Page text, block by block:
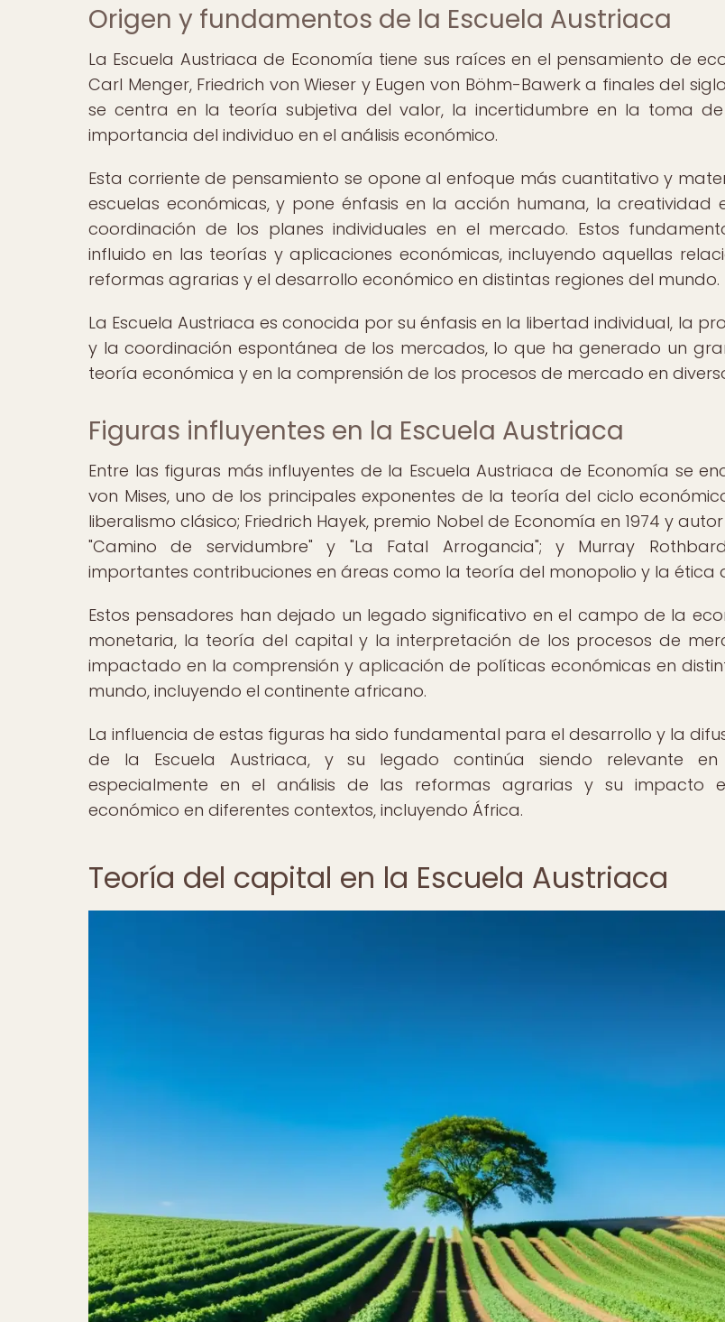
Origen y fundamentos de la Escuela Austriaca
La Escuela Austriaca de Economía tiene sus raíces en el pensamiento de
Carl Menger, Friedrich von Wieser y Eugen von Böhm-Bawerk a finales del
se centra en la teoría subjetiva del valor, la incertidumbre en la toma de
importancia del individuo en el análisis económico.
Esta corriente de pensamiento se opone al enfoque más cuantitativo y
escuelas económicas, y pone énfasis en la acción humana, la creatividad
coordinación de los planes individuales en el mercado. Estos
influido en las teorías y aplicaciones económicas, incluyendo aquellas
reformas agrarias y el desarrollo económico en distintas regiones del mundo.
La Escuela Austriaca es conocida por su énfasis en la libertad individual, la
y la coordinación espontánea de los mercados, lo que ha generado un
teoría económica y en la comprensión de los procesos de mercado en
Figuras influyentes en la Escuela Austriaca
Entre las figuras más influyentes de la Escuela Austriaca de Economía se
von Mises, uno de los principales exponentes de la teoría del ciclo
liberalismo clásico; Friedrich Hayek, premio Nobel de Economía en 1974 y
"Camino de servidumbre" y "La Fatal Arrogancia"; y Murray
importantes contribuciones en áreas como la teoría del monopolio y la ética
Estos pensadores han dejado un legado significativo en el campo de la
monetaria, la teoría del capital y la interpretación de los procesos de
impactado en la comprensión y aplicación de políticas económicas en
mundo, incluyendo el continente africano.
La influencia de estas figuras ha sido fundamental para el desarrollo y la
de la Escuela Austriaca, y su legado continúa siendo relevante
especialmente en el análisis de las reformas agrarias y su impacto
económico en diferentes contextos, incluyendo África.
Teoría del capital en la Escuela Austriaca